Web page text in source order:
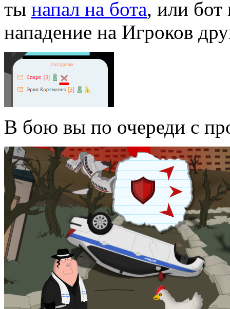
ты напал на бота, или бот
нападение на Игроков
В бою вы по очереди с